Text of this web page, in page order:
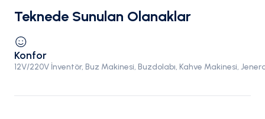
Teknede Sunulan Olanaklar
Konfor
12V/220V İnventör, Buz Makinesi, Buzdolabı, Kahve Makinesi,